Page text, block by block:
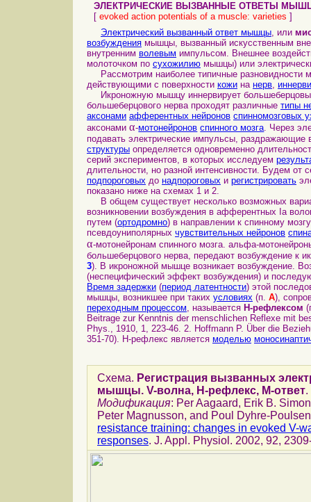
ЭЛЕКТРИЧЕСКИЕ ВЫЗВАННЫЕ ОТВЕТЫ
[ evoked action potentials of a muscle: varieties ]
Электрический вызванный ответ мышцы, или
возбуждения мышцы, вызванный искусственным
внутренним волевым импульсом. Внешнее
молоточком по сухожилию мышцы) или
Рассмотрим наиболее типичные разновидности
действующими с поверхности кожи на нерв,
Икроножную мышцу иннервирует
большеберцового нерва проходят различные типы
аксонами афферентных нейронов спинномозговых
аксонами α-мотонейронов спинного мозга. Через
подавать электрические импульсы, раздражающие
структуры определяется одновременно
серий экспериментов, в которых исследуем
длительности, но разной интенсивности. Будем от
подпороговых до надпороговых и регистрировать
показано ниже на схемах 1 и 2.
В общем существует несколько возможных
возникновении возбуждения в афферентных Ia
путем (ортодромно) в направлении к спинному
псевдоуниполярных чувствительных нейронов
α-мотонейронам спинного мозга. альфа-
большеберцового нерва, передают возбуждение к
3). В икроножной мышце возникает возбуждение.
(неспецифический эффект возбуждения) и
Время задержки (период латентности) этой
мышцы, возникшее при таких условиях (п. A),
переходным процессом, называется H-рефлексом
Beitrage zur Kenntnis der menschlichen Reflexe mit
Phys., 1910, 1, 223-46. 2. Hoffmann P. Über die
351-70). H-рефлекс является моделью
Схема. Регистрация вызванных
мышцы. V-волна, H-рефлекс, М-ответ.
Модификация: Per Aagaard, Erik B.
Peter Magnusson, and Poul Dyhre-
resistance training: changes in evoked V-
responses. J. Appl. Physiol. 2002, 92,